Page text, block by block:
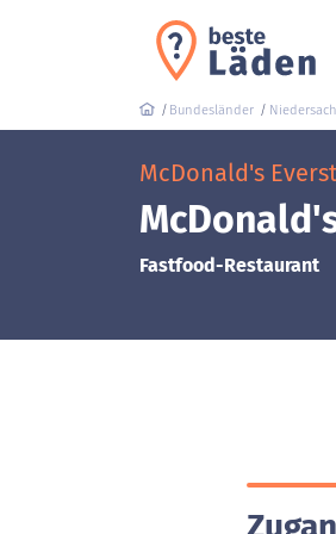
Bundesländer
McDonald's
Fastfood-Restaurant